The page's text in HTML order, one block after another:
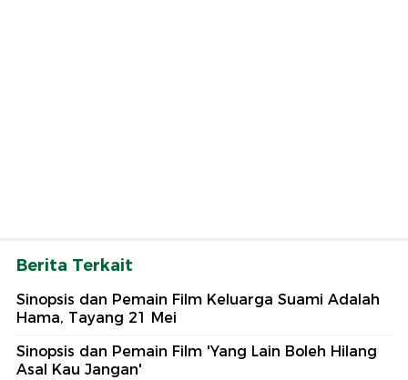
Berita Terkait
Sinopsis dan Pemain Film Keluarga Suami Adalah
Hama, Tayang 21 Mei
Sinopsis dan Pemain Film 'Yang Lain Boleh Hilang
Asal Kau Jangan'